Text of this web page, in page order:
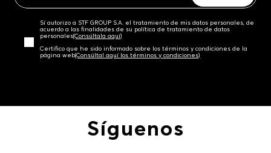
Sí autorizo a STF GROUP S.A. el tratamiento de mis datos personales, de
acuerdo a las finalidades de su política de tratamiento de datos
personales‎(Consúltala aquí)
Certifico que he sido informado sobre los términos y condiciones de la
página web‎(Consúltal aquí los términos y condiciones)
Síguenos